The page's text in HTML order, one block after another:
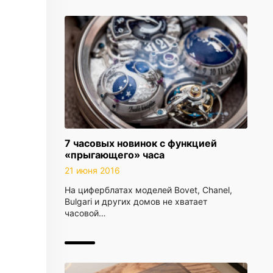
7 часовых новинок с функцией
«прыгающего» часа
21 июня 2016
На циферблатах моделей Bovet, Chanel,
Bulgari и других домов не хватает
часовой…